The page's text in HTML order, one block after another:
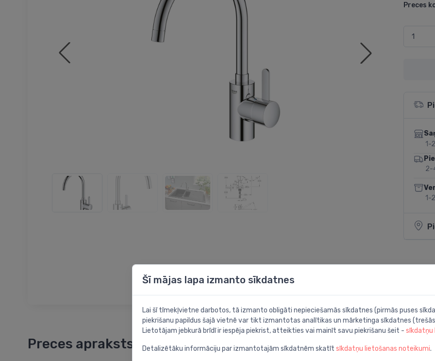
Preces
1-
2-
1-
Preces apraksts
Šī mājas lapa izmanto sīkdatnes
Lai šī tīmekļvietne darbotos, tā izmanto obligāti nepieciešamās sīkdatnes (pirmās puses
piekrišanu papildus šajā vietnē var tikt izmantotas analītikas un mārketinga sīkdatnes
Lietotājam jebkurā brīdī ir iespēja piekrist, atteikties vai mainīt savu piekrišanu šeit - sīkdatņu
Detalizētāku informāciju par izmantotajām sīkdatnēm skatīt sīkdatņu lietošanas noteikumi.